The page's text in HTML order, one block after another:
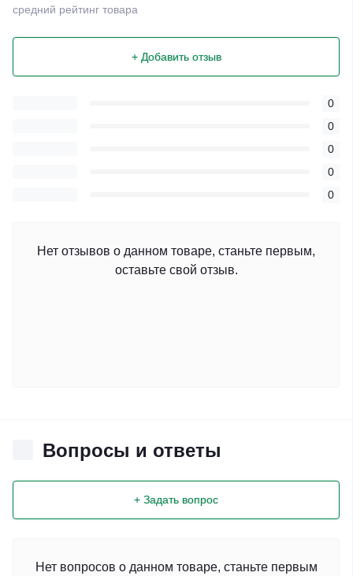
средний рейтинг товара
+ Добавить отзыв
0
0
0
0
0
Нет отзывов о данном товаре, станьте первым,
оставьте свой отзыв.
Вопросы и ответы
+ Задать вопрос
Нет вопросов о данном товаре, станьте первым